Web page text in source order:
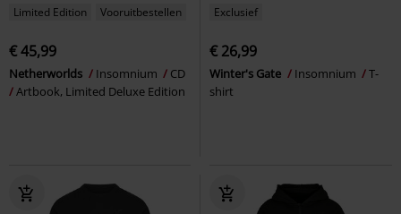
Limited Edition Vooruitbestellen
€ 45,99
Netherworlds Insomnium
CD
Artbook, Limited Deluxe Edition
Exclusief
€ 26,99
Winter's Gate Insomnium
T-
shirt